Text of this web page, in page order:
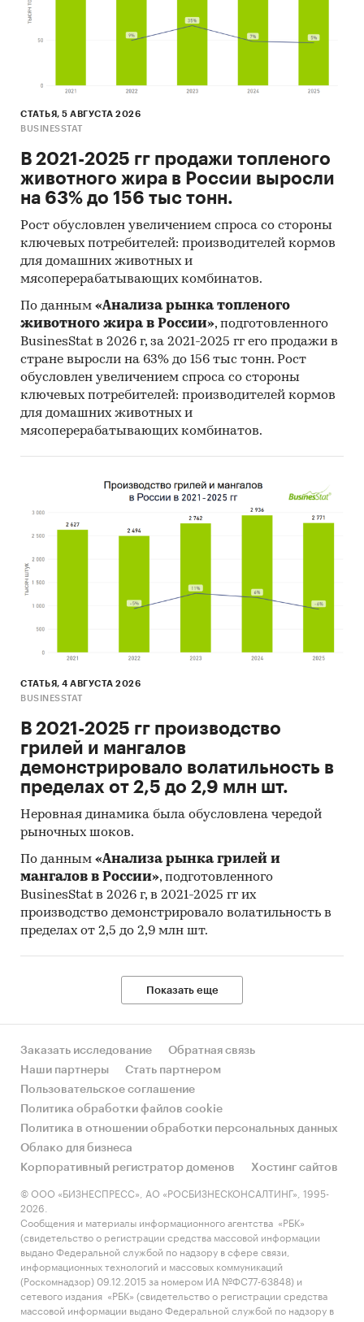
СТАТЬЯ, 5 АВГУСТА 2026
BUSINESSTAT
В 2021-2025 гг продажи топленого
животного жира в России выросли
на 63% до 156 тыс тонн.
Рост обусловлен увеличением спроса со стороны
ключевых потребителей: производителей кормов
для домашних животных и
мясоперерабатывающих комбинатов.
По данным «Анализа рынка топленого
животного жира в России», подготовленного
BusinesStat в 2026 г, за 2021-2025 гг его продажи в
стране выросли на 63% до 156 тыс тонн. Рост
обусловлен увеличением спроса со стороны
ключевых потребителей: производителей кормов
для домашних животных и
мясоперерабатывающих комбинатов.
СТАТЬЯ, 4 АВГУСТА 2026
BUSINESSTAT
В 2021-2025 гг производство
грилей и мангалов
демонстрировало волатильность в
пределах от 2,5 до 2,9 млн шт.
Неровная динамика была обусловлена чередой
рыночных шоков.
По данным «Анализа рынка грилей и
мангалов в России», подготовленного
BusinesStat в 2026 г, в 2021-2025 гг их
производство демонстрировало волатильность в
пределах от 2,5 до 2,9 млн шт.
Показать еще
Заказать исследование
Обратная связь
Наши партнеры
Стать партнером
Пользовательское соглашение
Политика обработки файлов cookie
Политика в отношении обработки персональных данных
Облако для бизнеса
Корпоративный регистратор доменов
Хостинг сайтов
© ООО «БИЗНЕСПРЕСС», АО «РОСБИЗНЕСКОНСАЛТИНГ», 1995-
2026.
Сообщения и материалы информационного агентства «РБК»
(свидетельство о регистрации средства массовой информации
выдано Федеральной службой по надзору в сфере связи,
информационных технологий и массовых коммуникаций
(Роскомнадзор) 09.12.2015 за номером ИА №ФС77-63848) и
сетевого издания «РБК» (свидетельство о регистрации средства
массовой информации выдано Федеральной службой по надзору в